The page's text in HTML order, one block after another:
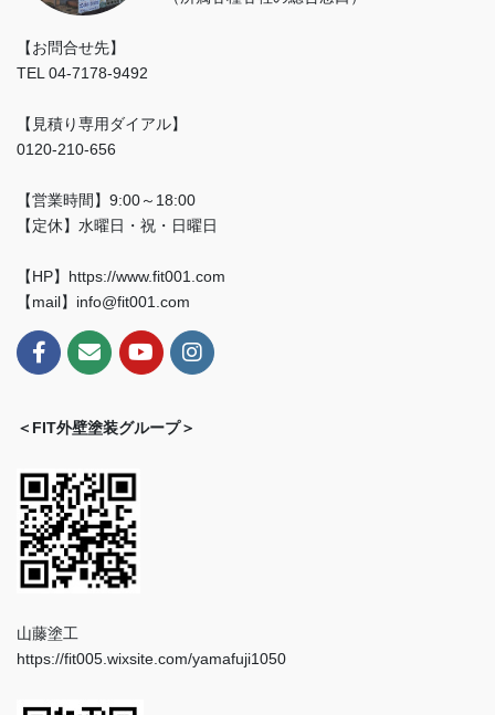
【お問合せ先】
TEL 04-7178-9492
【見積り専用ダイアル】
0120-210-656
【営業時間】9:00～18:00
【定休】水曜日・祝・日曜日
【HP】https://www.fit001.com
【mail】info@fit001.com
＜FIT外壁塗装グループ＞
山藤塗工
https://fit005.wixsite.com/yamafuji1050